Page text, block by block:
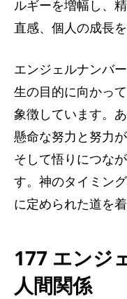
ルギーを増幅し、
直感、個人の成長を
エンジェルナンバ
生の目的に向かっ
象徴しています。
懸命な努力と努力
そして悟りにつな
す。神のタイ​​ミン
に定められた道を
177 エンジ
人間関係